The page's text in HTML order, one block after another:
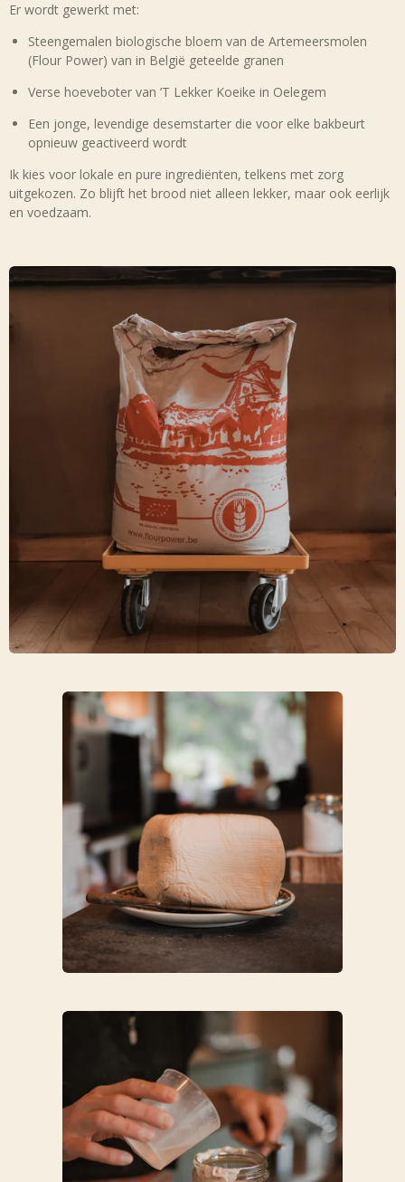
Er wordt gewerkt met:
Steengemalen biologische bloem van de Artemeersmolen
(Flour Power) van in België geteelde granen
Verse hoeveboter van ’T Lekker Koeike in Oelegem
Een jonge, levendige desemstarter die voor elke bakbeurt
opnieuw geactiveerd wordt
Ik kies voor lokale en pure ingrediënten, telkens met zorg
uitgekozen. Zo blijft het brood niet alleen lekker, maar ook eerlijk
en voedzaam.